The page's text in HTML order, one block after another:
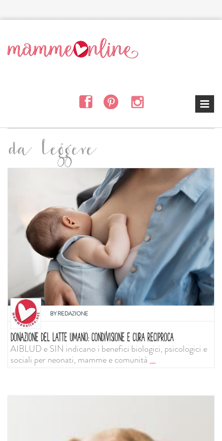
da leggere
BYREDAZIONE
DONAZIONE DEL LATTE UMANO: CONDIVISIONE E CURA RECIPROCA
AIBLUD e SIN indicano i benefici biologici, psicologici e
sociali per neonati, mamme e comunità...